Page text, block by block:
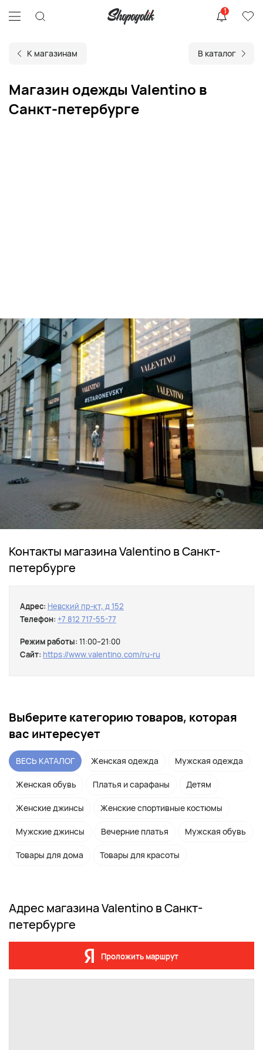
1
К магазинам В каталог
Магазин одежды Valentino в
Санкт-петербурге
Контакты магазина Valentino в Санкт-
петербурге
Адрес: Невский пр-кт, д 152
Телефон: +7 812 717-55-77
Режим работы: 11:00–21:00
Сайт: https://www.valentino.com/ru-ru
Выберите категорию товаров, которая
вас интересует
ВЕСЬ КАТАЛОГ Женская одежда Мужская одежда
Женская обувь Платья и сарафаны Детям
Женские джинсы Женские спортивные костюмы
Мужские джинсы Вечерние платья Мужская обувь
Товары для дома Товары для красоты
Адрес магазина Valentino в Санкт-
петербурге
Проложить маршрут